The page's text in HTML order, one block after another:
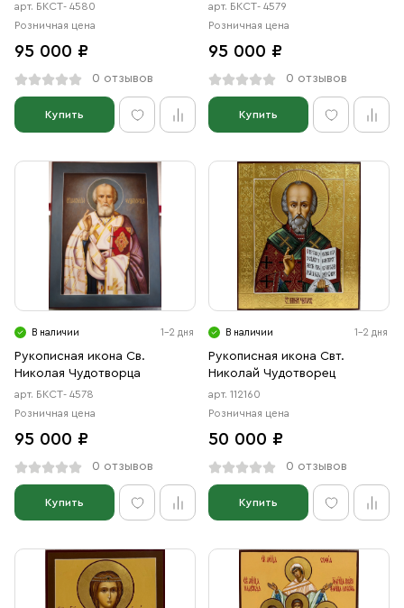
арт. БКСТ- 4580
Розничная цена
95 000 ₽
0 отзывов
Купить
арт. БКСТ- 4579
Розничная цена
95 000 ₽
0 отзывов
Купить
В наличии 1-2 дня
Рукописная икона Св.
Николая Чудотворца
арт. БКСТ- 4578
Розничная цена
95 000 ₽
0 отзывов
Купить
В наличии 1-2 дня
Рукописная икона Свт.
Николай Чудотворец
арт. 112160
Розничная цена
50 000 ₽
0 отзывов
Купить